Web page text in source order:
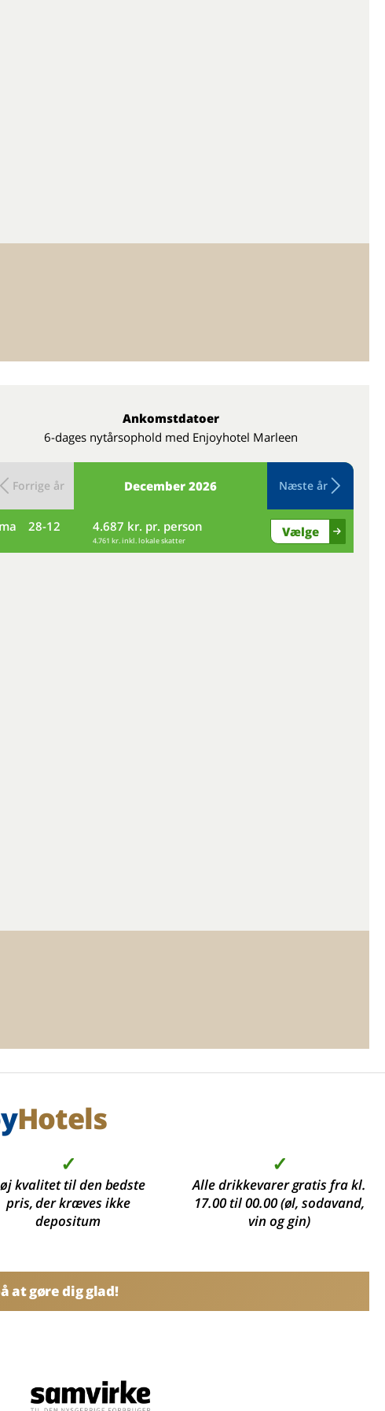
Ankomstdatoer
6-dages nytårsophold med Enjoyhotel Marleen
December 2026
Forrige år Næste år
ma 28-12 4.687 kr. pr. person
4.761 kr. inkl. lokale skatter
Vælge
Hotels
✓
kvalitet til den bedste
pris, der kræves ikke
depositum
✓
Alle drikkevarer gratis fra kl.
17.00 til 00.00 (øl, sodavand,
vin og gin)
at gøre dig glad!